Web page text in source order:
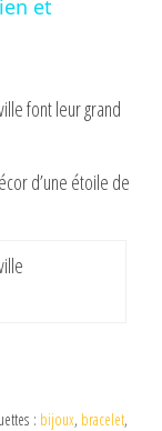
et
font leur grand
d’une étoile de
: bijoux, bracelet,